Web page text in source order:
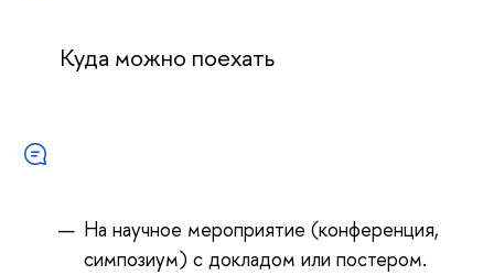
Куда можно поехать
На научное мероприятие (конференция,
симпозиум) с докладом или постером.